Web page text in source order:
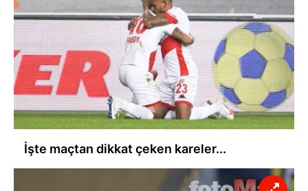
İşte maçtan dikkat çeken kareler...